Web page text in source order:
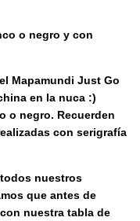
o negro y con
Mapamundi Just Go
en la nuca :)
o negro. Recuerden
con serigrafía
nuestros
que antes de
nuestra tabla de